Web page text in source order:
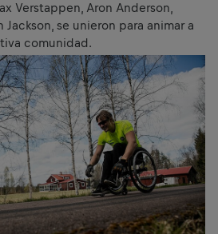
Verstappen, Aron Anderson,
se unieron para animar a
comunidad.